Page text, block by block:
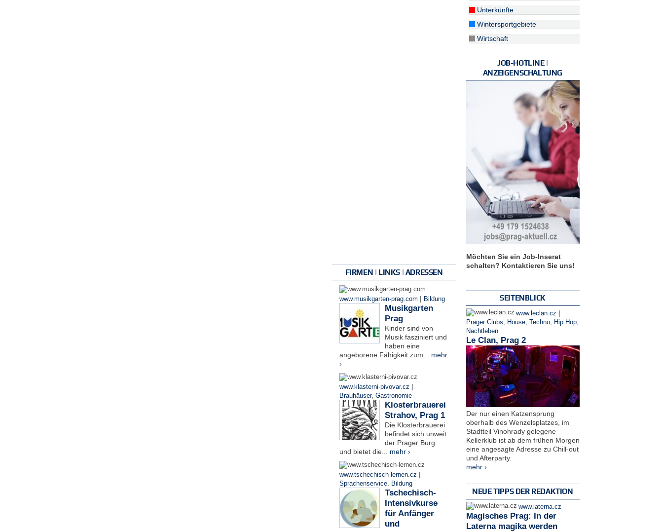
FIRMEN | LINKS | ADRESSEN
www.musikgarten-prag.com | Bildung
Musikgarten
Prag
Kinder sind von
Musik fasziniert und
haben eine
angeborene Fähigkeit zum... mehr
›
www.klasterni-pivovar.cz |
Brauhäuser, Gastronomie
Klosterbrauerei
Strahov, Prag 1
Die Klosterbrauerei
befindet sich unweit
der Prager Burg
und bietet die... mehr ›
www.tschechisch-lernen.cz |
Sprachenservice, Bildung
Tschechisch-
Intensivkurse
für Anfänger
und
Unterkünfte
Wintersportgebiete
Wirtschaft
JOB-HOTLINE |
ANZEIGENSCHALTUNG
Möchten Sie ein Job-Inserat
schalten? Kontaktieren Sie uns!
SEITENBLICK
www.leclan.cz |
Prager Clubs House, Techno, Hip Hop,
Nachtleben
Le Clan, Prag 2
Der nur einen Katzensprung
oberhalb des Wenzelsplatzes, im
Stadtteil Vinohrady gelegene
Kellerklub ist ab dem frühen Morgen
eine angesagte Adresse zu Chill-out
und Afterparty.
mehr ›
NEUE TIPPS DER REDAKTION
www.laterna.cz
Magisches Prag: In der
Laterna magika werden